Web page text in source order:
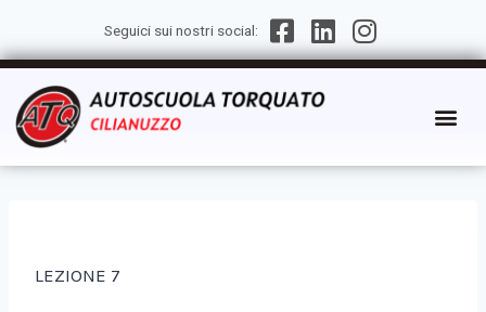
Seguici sui nostri social:
LEZIONE 7